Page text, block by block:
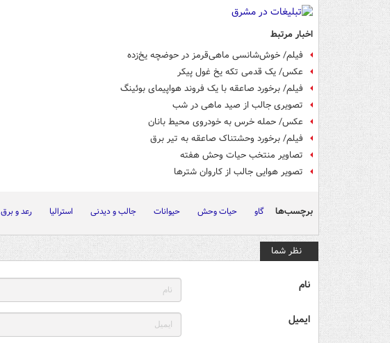
اخبار مرتبط
فیلم/ خوش‌شانسی ماهی‌قرمز در حوضچه یخ‌زده
عکس/ یک قدمی تکه یخ غول پیکر
فیلم/ برخورد صاعقه با یک فروند هواپیمای بوئینگ
تصویری جالب از صید ماهی در شب
عکس/ حمله خرس به خودروی محیط بانان
فیلم/ برخورد وحشتناک صاعقه به تیر برق
تصاویر منتخب حیات وحش هفته‎
تصویر هوایی جالب از کاروان شترها
برچسب‌ها گاو حیات وحش حیوانات جالب و دیدنی استرالیا رعد و برق
نظر شما
نام
ایمیل